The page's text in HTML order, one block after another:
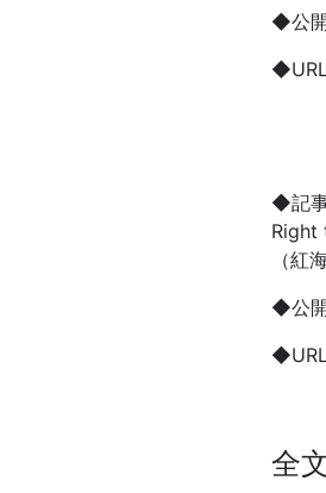
◆公
◆記
Right
（紅
◆公
◆
全